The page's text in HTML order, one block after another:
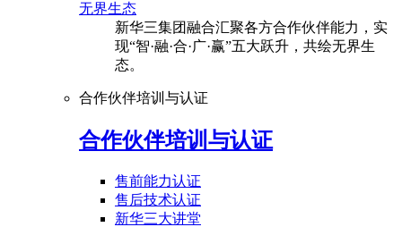
无界生态
新华三集团融合汇聚各方合作伙伴能力，实
现“智·融·合·广·赢”五大跃升，共绘无界生
态。
合作伙伴培训与认证
合作伙伴培训与认证
售前能力认证
售后技术认证
新华三大讲堂